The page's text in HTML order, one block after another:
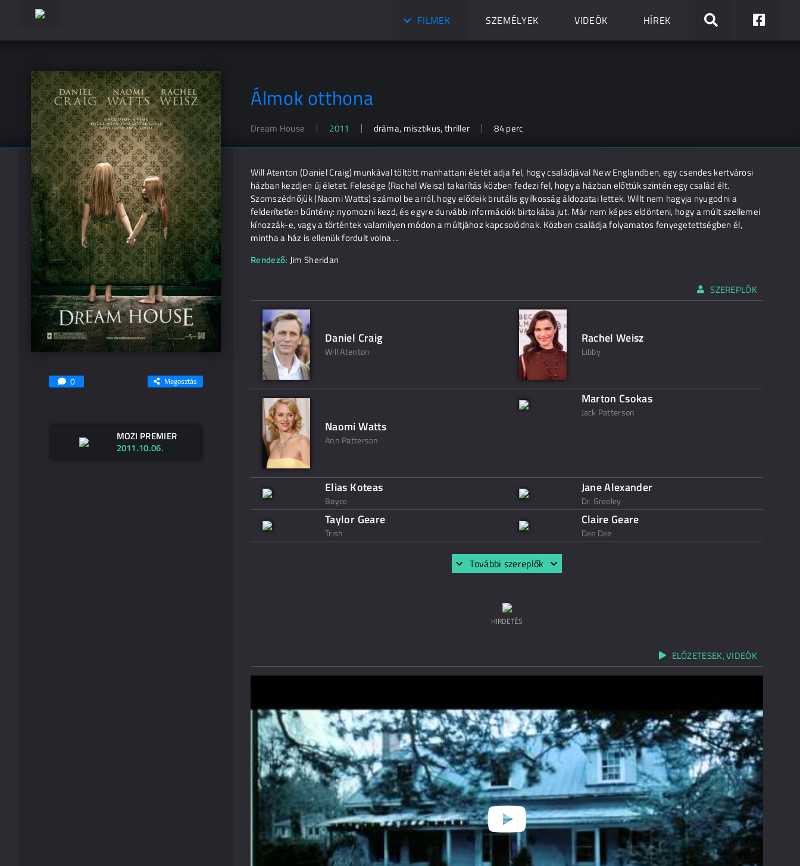
FILMEK SZEMÉLYEK VIDEÓK HÍREK
Álmok otthona
Dream House 2011 dráma, misztikus, thriller 84 perc
0 Megosztás
MOZI PREMIER
2011.10.06.
Will Atenton (Daniel Craig) munkával töltött manhattani életét adja fel, hogy családjával New Englandben, egy csendes kertvárosi
házban kezdjen új életet. Felesége (Rachel Weisz) takarítás közben fedezi fel, hogy a házban előttük szintén egy család élt.
Szomszédnőjük (Naomi Watts) számol be arról, hogy elődeik brutális gyilkosság áldozatai lettek. Willt nem hagyja nyugodni a
felderítetlen bűntény: nyomozni kezd, és egyre durvább információk birtokába jut. Már nem képes eldönteni, hogy a múlt szellemei
kínozzák-e, vagy a történtek valamilyen módon a múltjához kapcsolódnak. Közben családja folyamatos fenyegetettségben él,
mintha a ház is ellenük fordult volna ...
Rendező: Jim Sheridan
SZEREPLŐK
Daniel Craig
Will Atenton
Rachel Weisz
Libby
Naomi Watts
Ann Patterson
Marton Csokas
Jack Patterson
Elias Koteas
Boyce
Jane Alexander
Dr. Greeley
Taylor Geare
Trish
Claire Geare
Dee Dee
További szereplők
HIRDETÉS
ELŐZETESEK, VIDEÓK